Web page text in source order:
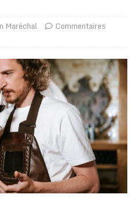
Maréchal
Commentaires